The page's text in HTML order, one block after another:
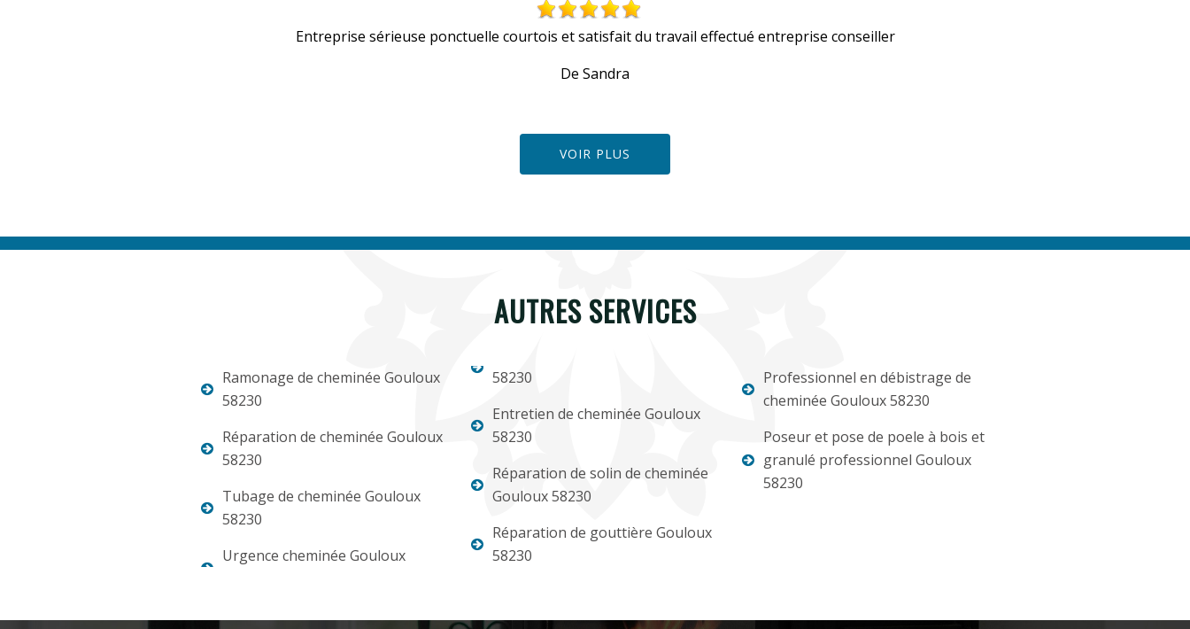
Entreprise sérieuse ponctuelle courtois et satisfait du travail effectué entreprise conseiller
De Sandra
VOIR PLUS
AUTRES SERVICES
Ramonage de cheminée Gouloux
58230
Réparation de cheminée Gouloux
58230
Tubage de cheminée Gouloux
58230
Urgence cheminée Gouloux
58230
Entretien de cheminée Gouloux
58230
Réparation de solin de cheminée
Gouloux 58230
Réparation de gouttière Gouloux
58230
Professionnel en débistrage de
cheminée Gouloux 58230
Poseur et pose de poele à bois et
granulé professionnel Gouloux
58230